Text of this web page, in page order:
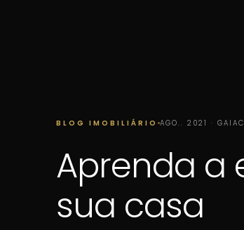
BLOG IMOBILIÁRIO AGO.. 2021 ·
Aprenda a
sua casa